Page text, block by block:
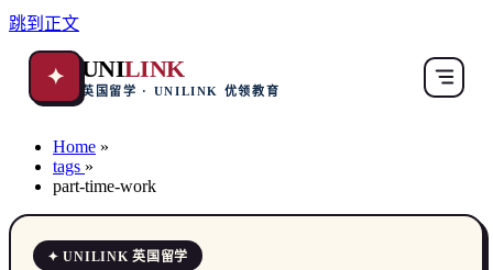
跳到正文
✦ UNILINK
英国留学 · UNILINK 优领教育
Home »
tags »
part-time-work
✦ UNILINK 英国留学